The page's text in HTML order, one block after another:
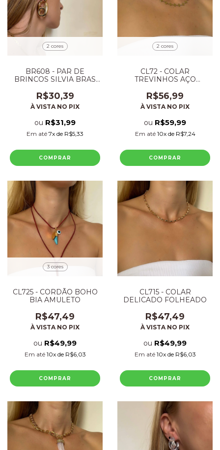
2 cores
BR608 - PAR DE
BRINCOS SILVIA BRAS
FOLHEADO
R$30,39
À VISTA NO PIX
ou R$31,99
Em até 7x de R$5,33
COMPRAR
2 cores
CL72 - COLAR
TREVINHOS AÇO
R$56,99
À VISTA NO PIX
ou R$59,99
Em até 10x de R$7,24
COMPRAR
3 cores
CL725 - CORDÃO BOHO
BIA AMULETO
R$47,49
À VISTA NO PIX
ou R$49,99
Em até 10x de R$6,03
COMPRAR
CL715 - COLAR
DELICADO FOLHEADO
R$47,49
À VISTA NO PIX
ou R$49,99
Em até 10x de R$6,03
COMPRAR